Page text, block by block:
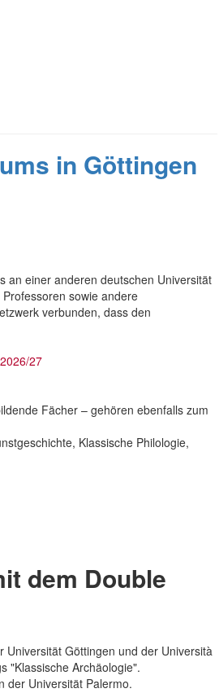
in Göttingen
an einer anderen deutschen Universität
sowie andere
verbunden, dass den
27
Fächer – gehören ebenfalls zum
Klassische Philologie,
dem Double
Universität Göttingen und der Università
"Klassische Archäologie".
der Universität Palermo.